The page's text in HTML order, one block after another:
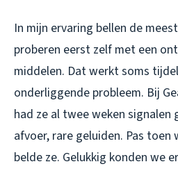
In mijn ervaring bellen de
proberen eerst zelf met een
middelen. Dat werkt soms
onderliggende probleem. Bij
had ze al twee weken signalen
afvoer, rare geluiden. Pas
belde ze. Gelukkig konden we